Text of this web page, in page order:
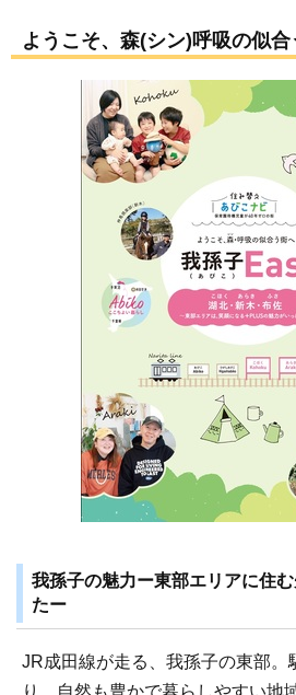
ようこそ、森(シン)呼吸の似合
我孫子の魅力ー東部エリアに住
たー
JR成田線が走る、我孫子の東部。